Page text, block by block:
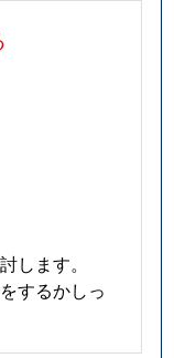
します。
するかしっ